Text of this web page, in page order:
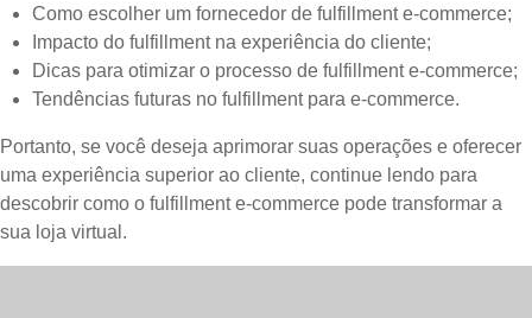
Como escolher um fornecedor de fulfillment e-commerce;
Impacto do fulfillment na experiência do cliente;
Dicas para otimizar o processo de fulfillment e-commerce;
Tendências futuras no fulfillment para e-commerce.
Portanto, se você deseja aprimorar suas operações e oferecer
uma experiência superior ao cliente, continue lendo para
descobrir como o fulfillment e-commerce pode transformar a
sua loja virtual.